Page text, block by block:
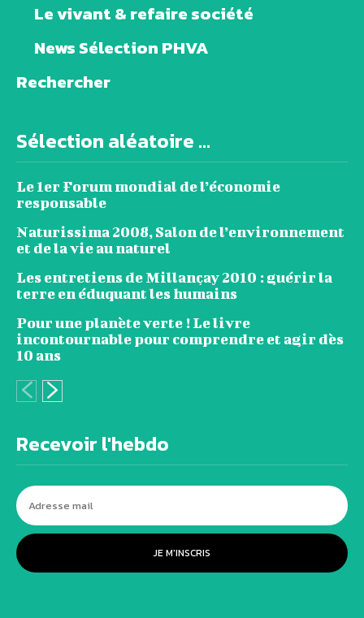
Le vivant & refaire société
News Sélection PHVA
Rechercher
Sélection aléatoire ...
Le 1er Forum mondial de l’économie
responsable
Naturissima 2008, Salon de l’environnement
et de la vie au naturel
Les entretiens de Millançay 2010 : guérir la
terre en éduquant les humains
Pour une planète verte ! Le livre
incontournable pour comprendre et agir dès
10 ans
Recevoir l'hebdo
JE M'INSCRIS